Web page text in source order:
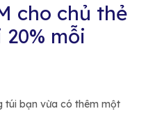
cho chủ thẻ
mỗi
túi bạn vừa có thêm một